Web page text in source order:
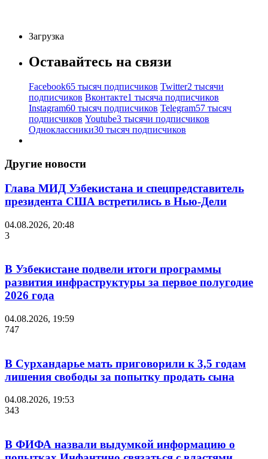
Загрузка
Оставайтесь на связи
Facebook65 тысяч подписчиков Twitter2 тысячи
подписчиков Вконтакте1 тысяча подписчиков
Instagram60 тысяч подписчиков Telegram57 тысяч
подписчиков Youtube3 тысячи подписчиков
Одноклассники30 тысяч подписчиков
Другие новости
Глава МИД Узбекистана и спецпредставитель
президента США встретились в Нью-Дели
04.08.2026, 20:48
3
В Узбекистане подвели итоги программы
развития инфраструктуры за первое полугодие
2026 года
04.08.2026, 19:59
747
В Сурхандарье мать приговорили к 3,5 годам
лишения свободы за попытку продать сына
04.08.2026, 19:53
343
В ФИФА назвали выдумкой информацию о